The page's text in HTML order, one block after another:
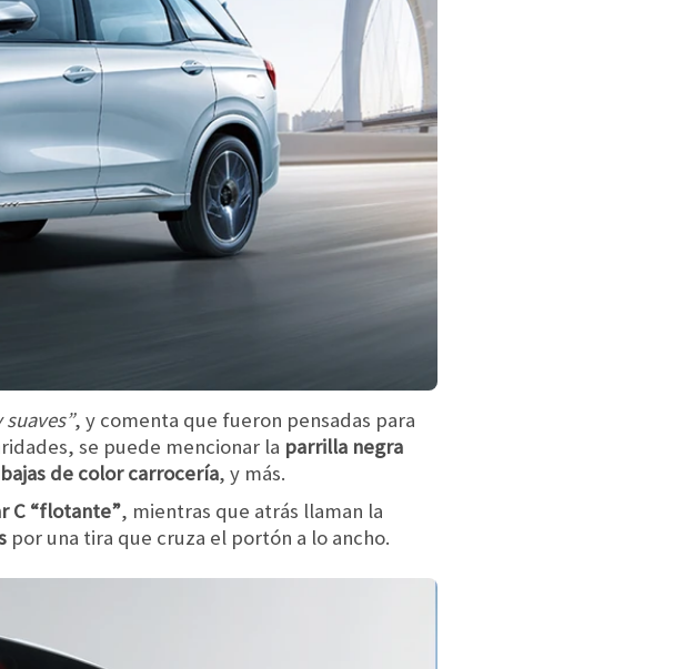
suaves”, y comenta que fueron pensadas para
se puede mencionar la parrilla negra
de color carrocería, y más.
C “flotante”, mientras que atrás llaman la
por una tira que cruza el portón a lo ancho.